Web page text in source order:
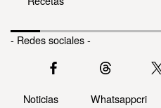
- Redes sociales -
Noticias Whatsappcri